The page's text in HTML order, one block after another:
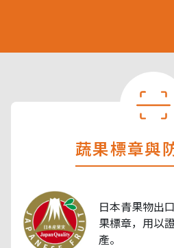
蔬果標章與
日本青果物出
果標章，用以
產。